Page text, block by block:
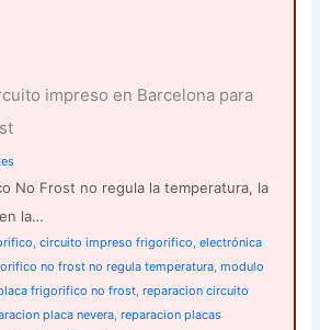
impreso en Barcelona para
No Frost no regula la temperatura, la
la…
,circuito impreso frigorifico,electrónica
no frost no regula temperatura,modulo
frigorifico no frost,reparacion circuito
placa nevera,reparacion placas